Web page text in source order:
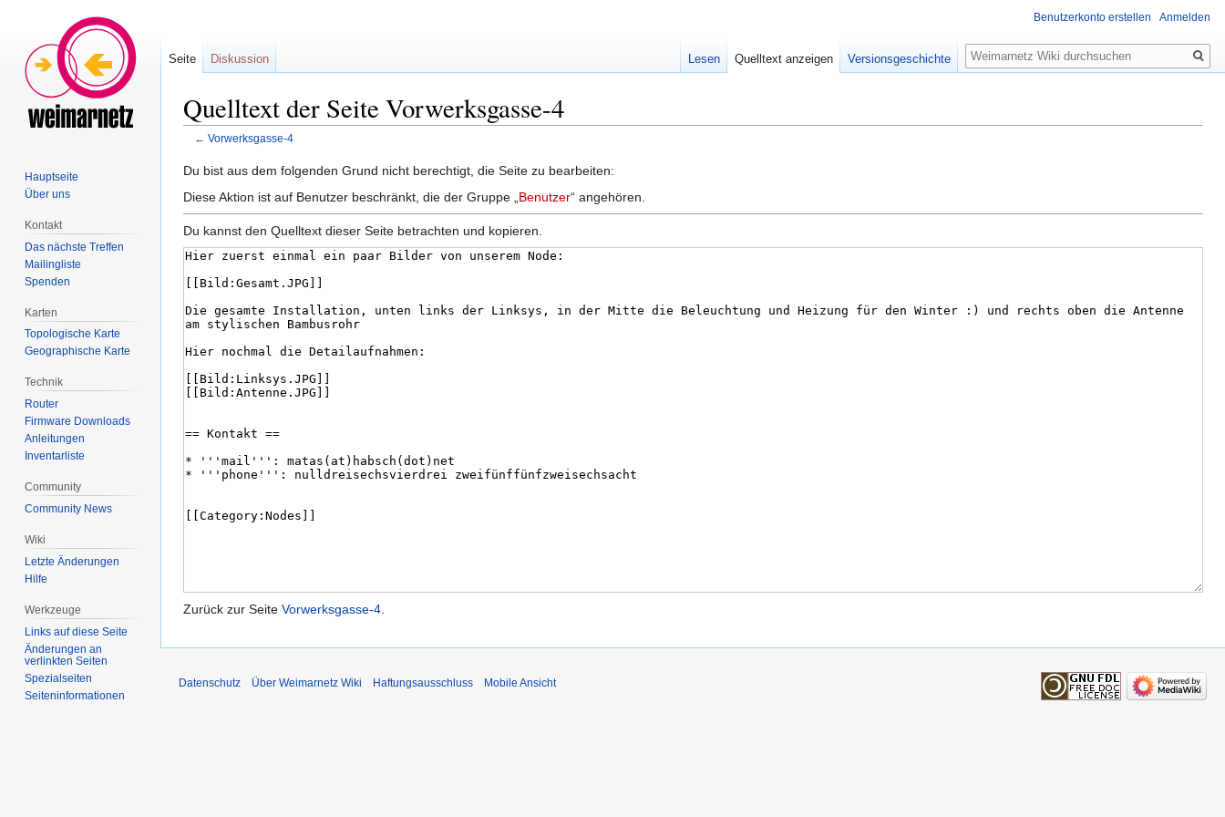
Quelltext der Seite Vorwerksgasse-4
← Vorwerksgasse-4
Zur
Navigation
Zur
Suche
Du bist aus dem folgenden Grund nicht berechtigt, die Seite zu bearbeiten:
Diese Aktion ist auf Benutzer beschränkt, die der Gruppe „ Benutzer“ angehören.
Du kannst den Quelltext dieser Seite betrachten und kopieren.
Zurück zur Seite Vorwerksgasse-4.
Benutzerkonto erstellen Anmelden
Seite Diskussion Lesen Quelltext anzeigen Versionsgeschichte
Suche
Hauptseite
Über uns
Kontakt
Das nächste Treffen
Mailingliste
Spenden
Karten
Topologische Karte
Geographische Karte
Technik
Router
Firmware Downloads
Anleitungen
Inventarliste
Community
Community News
Wiki
Letzte Änderungen
Hilfe
Werkzeuge
Links auf diese Seite
Änderungen an
verlinkten Seiten
Spezialseiten
Seiten­informationen
Datenschutz Über Weimarnetz Wiki Haftungsausschluss Mobile Ansicht